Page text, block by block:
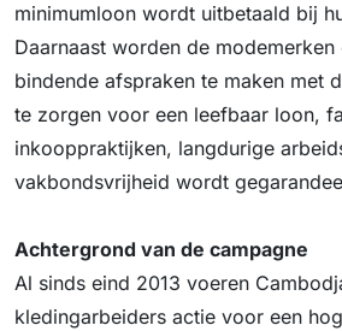
minimumloon wordt uitbetaald bij
Daarnaast worden de
bindende afspraken te maken met
te zorgen voor een leefbaar loon,
inkooppraktijken, langdurige
vakbondsvrijheid wordt
Achtergrond van de campagne
Al sinds eind 2013 voeren
kledingarbeiders actie voor een